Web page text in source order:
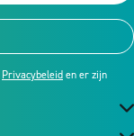
Privacybeleiden er zijn